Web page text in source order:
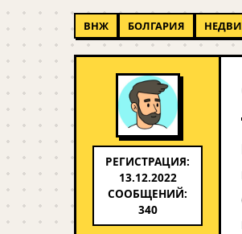
ВНЖ БОЛГАРИЯ
РЕГИСТРАЦИЯ:
13.12.2022
СООБЩЕНИЙ:
340